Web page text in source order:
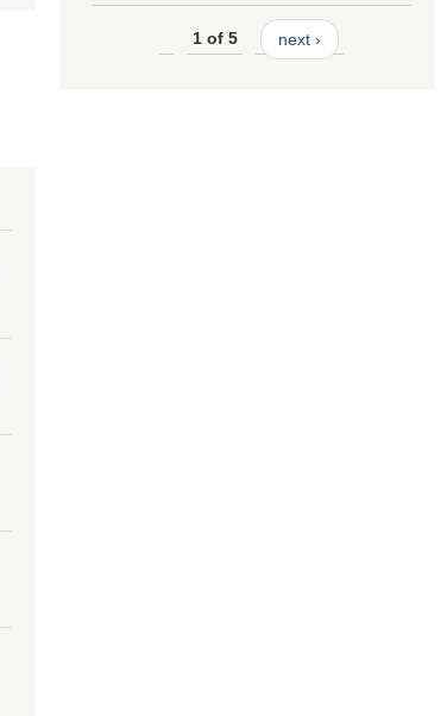
1 of 5 next ›